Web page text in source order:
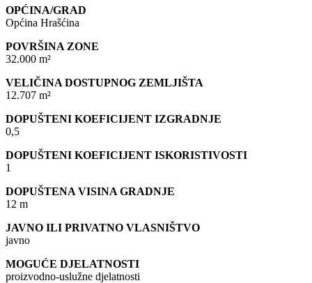
OPĆINA/GRAD
Općina Hrašćina
POVRŠINA ZONE
32.000 m²
VELIČINA DOSTUPNOG ZEMLJIŠTA
12.707 m²
DOPUŠTENI KOEFICIJENT IZGRADNJE
0,5
DOPUŠTENI KOEFICIJENT ISKORISTIVOSTI
1
DOPUŠTENA VISINA GRADNJE
12 m
JAVNO ILI PRIVATNO VLASNIŠTVO
javno
MOGUĆE DJELATNOSTI
proizvodno-uslužne djelatnosti